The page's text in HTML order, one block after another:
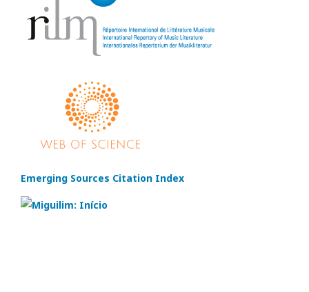
Emerging Sources Citation Index